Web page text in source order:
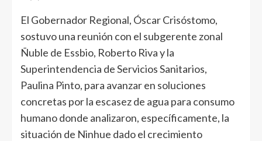
El Gobernador Regional, Óscar Crisóstomo,
sostuvo una reunión con el subgerente zonal
Ñuble de Essbio, Roberto Riva y la
Superintendencia de Servicios Sanitarios,
Paulina Pinto, para avanzar en soluciones
concretas por la escasez de agua para consumo
humano donde analizaron, específicamente, la
situación de Ninhue dado el crecimiento